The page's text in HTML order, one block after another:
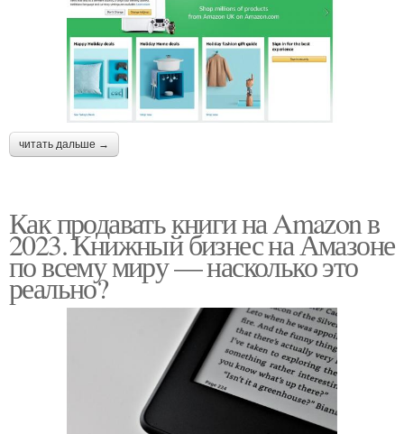
читать дальше →
Как продавать книги на Amazon в
2023. Книжный бизнес на Амазоне
по всему миру — насколько это
реально?